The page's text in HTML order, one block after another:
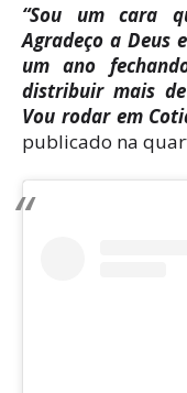
“Sou um cara
Agradeço a Deus
um ano
distribuir mais
Vou rodar em
publicado na